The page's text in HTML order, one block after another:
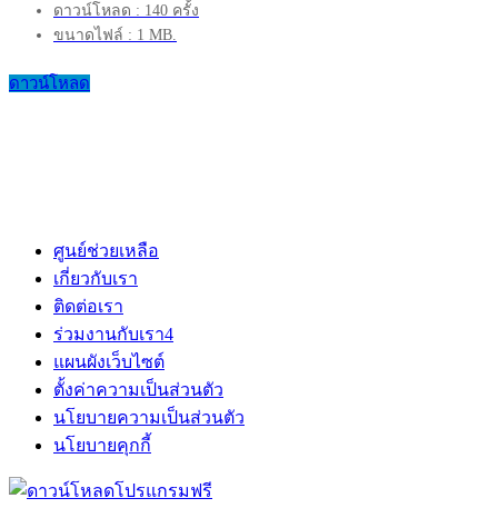
ดาวน์โหลด : 140 ครั้ง
ขนาดไฟล์ : 1 MB.
ดาวน์โหลด
ศูนย์ช่วยเหลือ
เกี่ยวกับเรา
ติดต่อเรา
ร่วมงานกับเรา4
แผนผังเว็บไซต์
ตั้งค่าความเป็นส่วนตัว
นโยบายความเป็นส่วนตัว
นโยบายคุกกี้